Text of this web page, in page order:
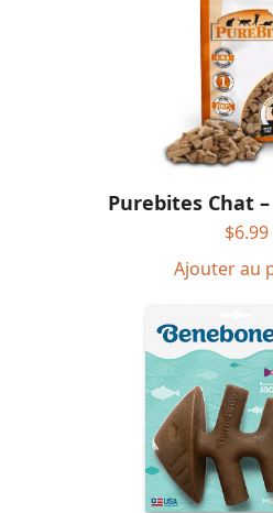
Purebites Chat
$6.99
Ajouter au